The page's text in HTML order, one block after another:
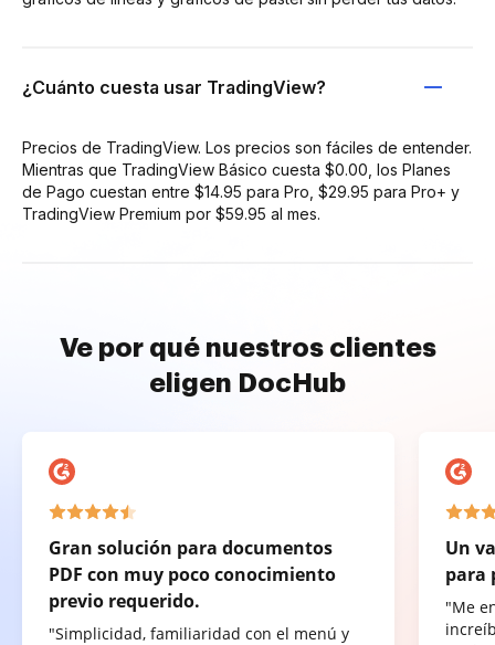
¿Cuánto cuesta usar TradingView?
Precios de TradingView. Los precios son fáciles de entender.
Mientras que TradingView Básico cuesta $0.00, los Planes
de Pago cuestan entre $14.95 para Pro, $29.95 para Pro+ y
TradingView Premium por $59.95 al mes.
Ve por qué nuestros clientes
eligen DocHub
Gran solución para documentos
PDF con muy poco conocimiento
previo requerido.
"Simplicidad, familiaridad con el menú y
Un
para
"Me